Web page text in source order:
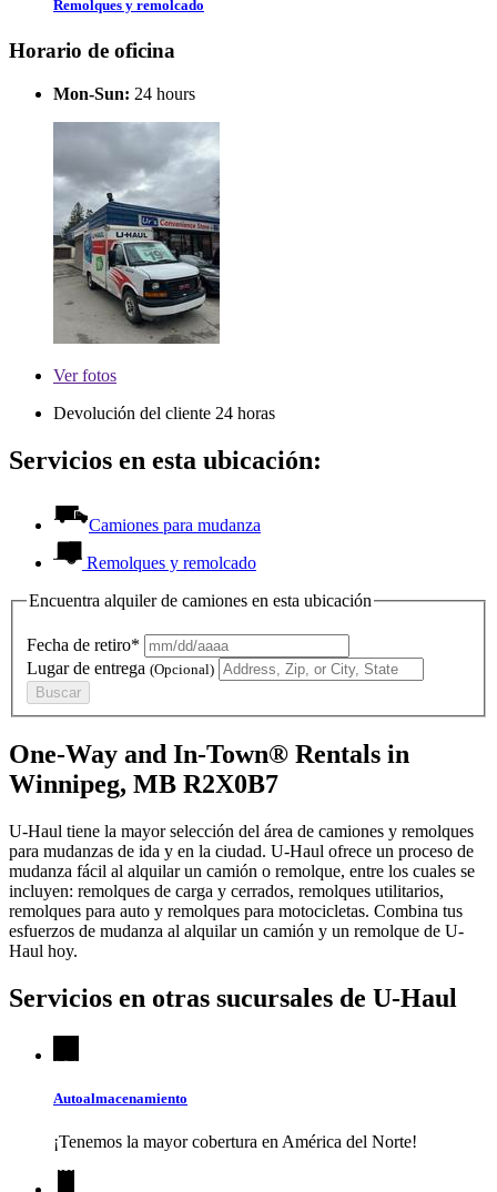
Remolques y remolcado
Horario de oficina
Mon-Sun: 24 hours
Verfotos
Devolución del cliente 24 horas
Servicios en esta ubicación:
Camiones para mudanza
Remolques y remolcado
Encuentra alquiler de camiones en esta ubicación
Fecha de retiro*
Lugar de entrega (Opcional)
Buscar
One-Way and In-Town® Rentals in
Winnipeg, MB R2X0B7
U-Haul tiene la mayor selección del área de camiones y remolques
para mudanzas de ida y en la ciudad. U-Haul ofrece un proceso de
mudanza fácil al alquilar un camión o remolque, entre los cuales se
incluyen: remolques de carga y cerrados, remolques utilitarios,
remolques para auto y remolques para motocicletas. Combina tus
esfuerzos de mudanza al alquilar un camión y un remolque de U-
Haul hoy.
Servicios en otras sucursales de U-Haul
Autoalmacenamiento
¡Tenemos la mayor cobertura en América del Norte!